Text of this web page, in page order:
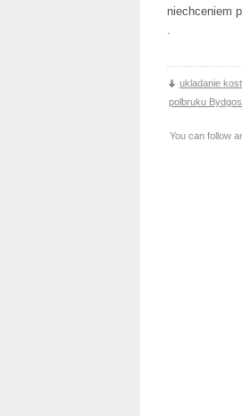
niechceniem
.
ukladanie
polbruku
You can follow